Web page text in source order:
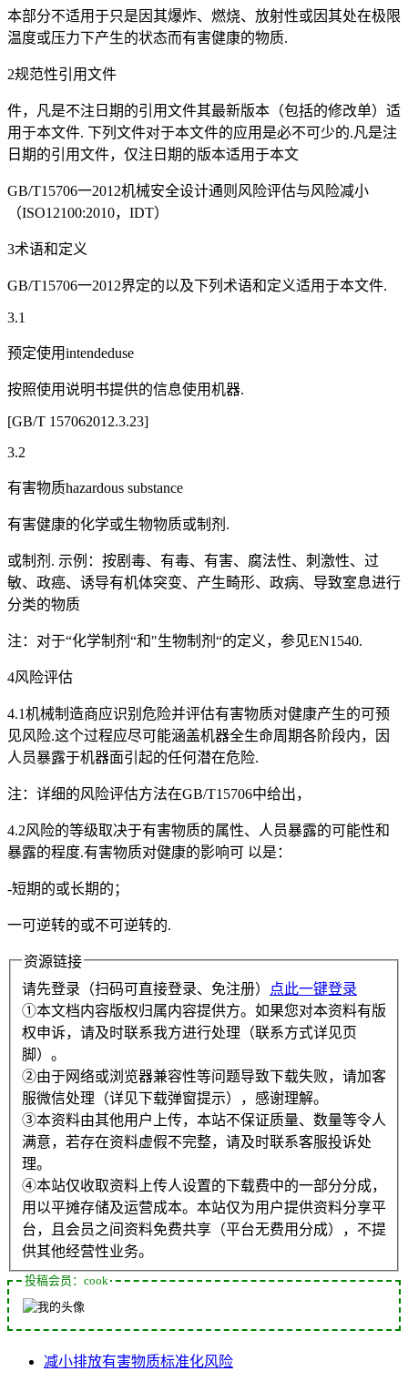
本部分不适用于只是因其爆炸、燃烧、放射性或因其处在极限
温度或压力下产生的状态而有害健康的物质.
2规范性引用文件
件，凡是不注日期的引用文件其最新版本（包括的修改单）适
用于本文件. 下列文件对于本文件的应用是必不可少的.凡是注
日期的引用文件，仅注日期的版本适用于本文
GB/T15706一2012机械安全设计通则风险评估与风险减小
（ISO12100:2010，IDT）
3术语和定义
GB/T15706一2012界定的以及下列术语和定义适用于本文件.
3.1
预定使用intendeduse
按照使用说明书提供的信息使用机器.
[GB/T 157062012.3.23]
3.2
有害物质hazardous substance
有害健康的化学或生物物质或制剂.
或制剂. 示例：按剧毒、有毒、有害、腐法性、刺激性、过
敏、政癌、诱导有机体突变、产生畸形、政病、导致室息进行
分类的物质
注：对于“化学制剂“和"生物制剂“的定义，参见EN1540.
4风险评估
4.1机械制造商应识别危险并评估有害物质对健康产生的可预
见风险.这个过程应尽可能涵盖机器全生命周期各阶段内，因
人员暴露于机器面引起的任何潜在危险.
注：详细的风险评估方法在GB/T15706中给出，
4.2风险的等级取决于有害物质的属性、人员暴露的可能性和
暴露的程度.有害物质对健康的影响可 以是：
-短期的或长期的；
一可逆转的或不可逆转的.
资源链接
请先登录（扫码可直接登录、免注册）
点此一键登录
①本文档内容版权归属内容提供方。如果您对本资料有版
权申诉，请及时联系我方进行处理（联系方式详见页
脚）。
②由于网络或浏览器兼容性等问题导致下载失败，请加客
服微信处理（详见下载弹窗提示），感谢理解。
③本资料由其他用户上传，本站不保证质量、数量等令人
满意，若存在资料虚假不完整，请及时联系客服投诉处
理。
④本站仅收取资料上传人设置的下载费中的一部分分成，
用以平摊存储及运营成本。本站仅为用户提供资料分享平
台，且会员之间资料免费共享（平台无费用分成），不提
供其他经营性业务。
投稿会员：cook
减小排放有害物质标准化风险